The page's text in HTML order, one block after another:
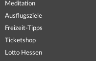
Meditation
Ausflugsziele
Freizeit-Tipps
Ticketshop
Lotto Hessen